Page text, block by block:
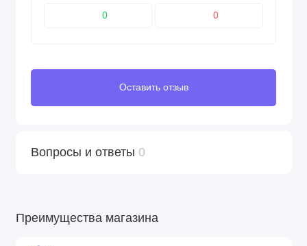
нормальных дорог хватает. Ничего не скрипит,
дорогое.
0 0
Оставить отзыв
Вопросы и ответы 0
Преимущества магазина